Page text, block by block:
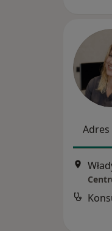
Adres